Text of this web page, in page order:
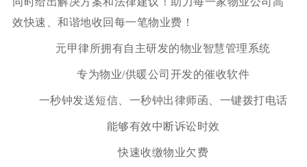
效快速、和谐地收回每一笔物业费！
元甲律所拥有自主研发的物业智慧管理系统
专为物业/供暖公司开发的催收软件
⼀秒钟发送短信、⼀秒钟出律师函、⼀键拨打电话
能够有效中断诉讼时效
快速收缴物业欠费